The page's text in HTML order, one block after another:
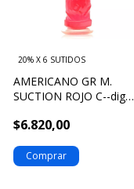
AMERICANO GR M.
SUCTION ROJO C--digo:
$6.820,00
20% X 6 SUTIDOS